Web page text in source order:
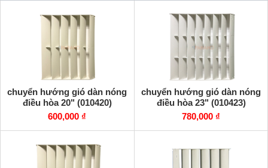
chuyển hướng gió dàn nóng
điều hòa 20" (010420)
600,000 ₫
chuyển hướng gió dàn nóng
điều hòa 23" (010423)
780,000 ₫